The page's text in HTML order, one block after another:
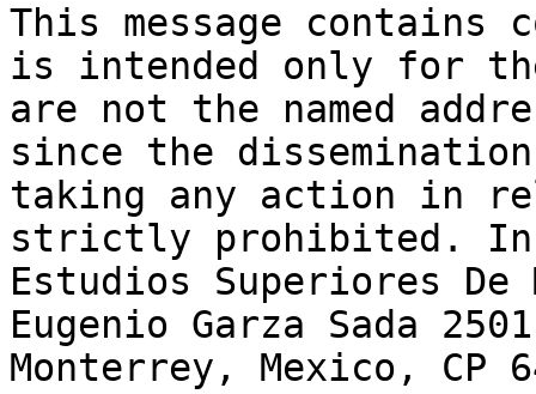
This message
is intended only for
are not the named
since the
taking any action in
strictly prohibited.
Estudios Superiores
Eugenio Garza Sada
Monterrey, Mexico, CP